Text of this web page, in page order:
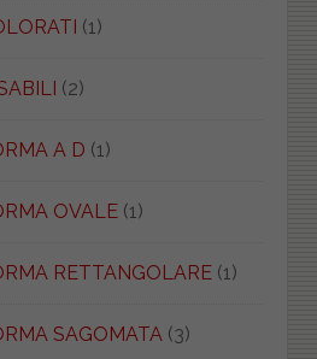
(1)
(2)
A D (1)
OVALE(1)
RETTANGOLARE(1)
SAGOMATA (3)